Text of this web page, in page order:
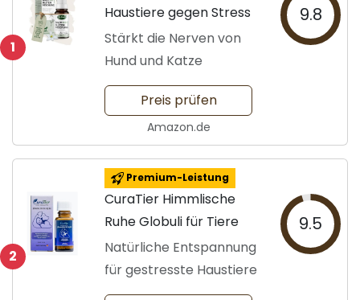
1
Haustiere gegen Stress
Stärkt die Nerven von
Hund und Katze
9.8
Preis prüfen
Amazon.de
2
Premium-Leistung
CuraTier Himmlische
Ruhe Globuli für Tiere
Natürliche Entspannung
für gestresste Haustiere
9.5